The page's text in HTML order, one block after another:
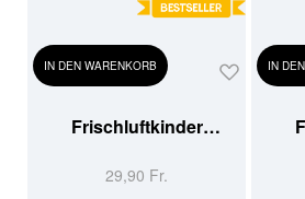
IN DEN WARENKORB
Frischluftkinder
29,90 Fr.
IN